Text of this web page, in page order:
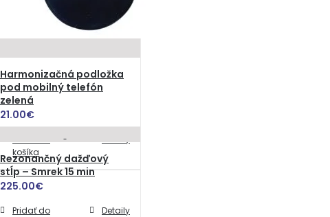
Harmonizačná podložka
pod mobilný telefón
zelená
21.00€
košíka
Rezonančný dažďový
stĺp – Smrek 15 min
225.00€
Pridať do
Detaily